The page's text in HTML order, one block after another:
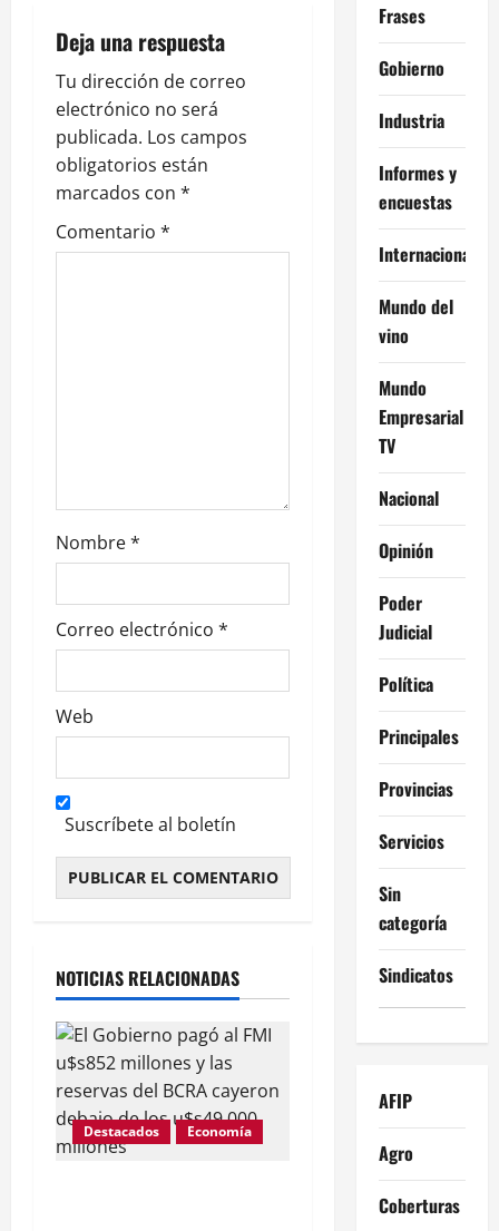
ó
n
d
e
e
n
a
s
Deja una respuesta
Tu dirección de correo
electrónico no será
publicada. Los campos
obligatorios están
marcados con *
Comentario *
Nombre*
Correo electrónico *
Web
Suscríbete al boletín
NOTICIAS RELACIONADAS
Destacados Economía
Frases
Gobierno
Industria
Informes y
encuestas
Internacional
Mundo del
vino
Mundo
Empresarial
TV
Nacional
Opinión
Poder
Judicial
Política
Principales
Provincias
Servicios
Sin
categoría
Sindicatos
AFIP
Agro
Coberturas